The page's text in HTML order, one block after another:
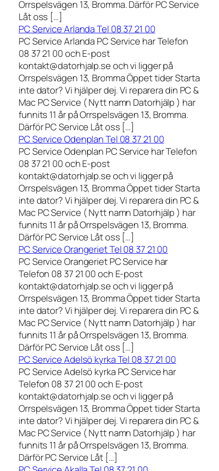
Orrspelsvägen 13, Bromma. Därför PC Service
Låt oss […]
PC Service Arlanda Tel 08 37 21 00
PC Service Arlanda PC Service har Telefon
08 37 21 00 och E-post
kontakt@datorhjalp.se och vi ligger på
Orrspelsvägen 13, Bromma Öppet tider Starta
inte dator? Vi hjälper dej. Vi reparera din PC &
Mac PC Service ( Nytt namn Datorhjälp ) har
funnits 11 år på Orrspelsvägen 13, Bromma.
Därför PC Service Låt oss […]
PC Service Odenplan Tel 08 37 21 00
PC Service Odenplan PC Service har Telefon
08 37 21 00 och E-post
kontakt@datorhjalp.se och vi ligger på
Orrspelsvägen 13, Bromma Öppet tider Starta
inte dator? Vi hjälper dej. Vi reparera din PC &
Mac PC Service ( Nytt namn Datorhjälp ) har
funnits 11 år på Orrspelsvägen 13, Bromma.
Därför PC Service Låt oss […]
PC Service Orangeriet Tel 08 37 21 00
PC Service Orangeriet PC Service har
Telefon 08 37 21 00 och E-post
kontakt@datorhjalp.se och vi ligger på
Orrspelsvägen 13, Bromma Öppet tider Starta
inte dator? Vi hjälper dej. Vi reparera din PC &
Mac PC Service ( Nytt namn Datorhjälp ) har
funnits 11 år på Orrspelsvägen 13, Bromma.
Därför PC Service Låt oss […]
PC Service Adelsö kyrka Tel 08 37 21 00
PC Service Adelsö kyrka PC Service har
Telefon 08 37 21 00 och E-post
kontakt@datorhjalp.se och vi ligger på
Orrspelsvägen 13, Bromma Öppet tider Starta
inte dator? Vi hjälper dej. Vi reparera din PC &
Mac PC Service ( Nytt namn Datorhjälp ) har
funnits 11 år på Orrspelsvägen 13, Bromma.
Därför PC Service Låt […]